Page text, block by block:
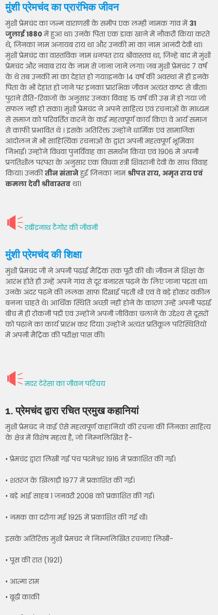
मुंशी प्रेमचंद का प्रारंभिक जीवन
मुंशी प्रेमचंद का जन्म वाराणसी के समीप एक लम्ही नामक गांव में 31
जुलाई 1880में हुआ था। उनके पिता एक डाक खाने में नौकरी किया करते
थे, जिनका नाम अजायब राय था और उनकी मां का नाम आनंदी देवी था।
मुंशी प्रेमचंद्र का वास्तविक नाम धनपत राय श्रीवास्तव था, जिन्हे बाद में मुंशी
प्रेमचंद और नवाब राय के नाम से जाना जाने लगा। जब मुंशी प्रेमचंद 7 वर्ष
के थे तब उनकी मां का देहांत हो गया।इनके 14 वर्ष की अवस्था में ही इनके
पिता के भी देहांत हो जाने पर इनका प्रारंभिक जीवन अत्यंत कष्ट से बीता।
पुराने रीति-रिवाजों के अनुसार उनका विवाह 15 वर्ष की उम्र में हो गया जो
सफल नहीं हो सका। मुंशी प्रेमचंद ने अपने साहित्य एवं रचनाओं के माध्यम
से समाज को परिवर्तित करने के कई महत्वपूर्ण कार्य किए। वे आर्य समाज
से काफी प्रभावित थे । इसके अतिरिक्त उन्होंने धार्मिक एवं सामाजिक
आंदोलन में भी साहित्यिक रचनाओं के द्वारा अपनी महत्वपूर्ण भूमिका
निभाई। उन्होंने विधवा पुनर्विवाह का समर्थन किया एवं 1906 में अपनी
प्रगतिशील परंपरा के अनुसार एक विधवा स्त्री शिवरानी देवी के साथ विवाह
किया। उनकीतीन संतानेहुई जिनका नामश्रीपत राय, अमृत राय एवं
कमला देवी श्रीवास्तव था।
रबींद्रनाथ टैगोर की जीवनी
मुंशी प्रेमचंद की शिक्षा
मुंशी प्रेमचंद जी ने अपनी पढ़ाई मैट्रिक तक पूरी की थी। जीवन में शिक्षा के
आरंभ होते ही उन्हें अपने गांव से दूर बनारस पढ़ने के लिए जाना पड़ता था।
उनके अंदर पढ़ने की ललक साफ दिखाई पड़ती थी एवं वे बड़े होकर वकील
बनना चाहते थे। आर्थिक स्थिति अच्छी नहीं होने के कारण उन्हें अपनी पढ़ाई
बीच में ही रोकनी पड़ी एवं उन्होंने अपनी जीविका चलाने के उद्देश्य से दूसरों
को पढ़ाने का कार्य प्रारंभ कर दिया। उन्होंने अत्यंत प्रतिकूल परिस्थितियों
में अपनी मैट्रिक की परीक्षा पास की।
मदर टेरेसा का जीवन परिचय
1. प्रेमचंद द्वारा रचित प्रमुख कहानियां
मुंशी प्रेमचंद ने कई ऐसे महत्वपूर्ण कहानियों की रचना की जिनका साहित्य
के क्षेत्र में विशेष महत्व है, जो निम्नलिखित है-
• प्रेमचंद्र द्वारा लिखी गई पंच परमेश्वर 1916 में प्रकाशित की गई।
• शतरंज के खिलाड़ी 1977 में प्रकाशित की गई।
• बड़े भाई साहब 1 जनवरी 2008 को प्रकाशित की गई।
• नमक का दरोगा मई 1925 में प्रकाशित की गई थी।
इसके अतिरिक्त मुंशी प्रेमचंद ने निम्नलिखित रचनाएं लिखी-
• पूस की रात (1921)
• आत्मा राम
• बूढ़ी काकी